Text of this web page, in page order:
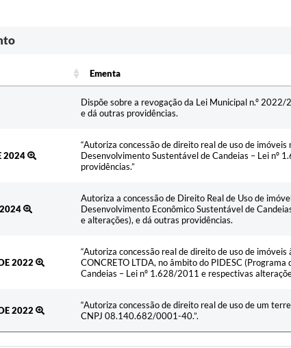
Ementa
Dispõe sobre a revogação da Lei Municipal n.º
e dá outras providências.
2024
“Autoriza concessão de direito real de uso de
Desenvolvimento Sustentável de Candeias – Lei nº
providências.”
Autoriza a concessão de Direito Real de Uso de
Desenvolvimento Econômico Sustentável de
e alterações), e dá outras providências.
2022
“Autoriza concessão real de direito de uso de imóveis
CONCRETO LTDA, no âmbito do PIDESC
Candeias – Lei nº 1.628/2011 e respectivas
2022
“Autoriza concessão de direito real de uso de um
CNPJ 08.140.682/0001-40.”.